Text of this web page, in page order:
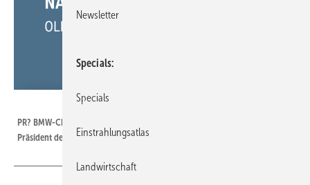
PR? BMW-Chef Zipse warnt vor Klimapolitik mit Verboten. Er ist auch
Präsident des Autoverbands ACEA.
Newsletter
Specials
Specials
Einstrahlungsatlas
Landwirtschaft